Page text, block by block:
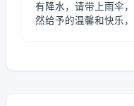
有降水，请带上雨伞
然给予的温馨和快乐